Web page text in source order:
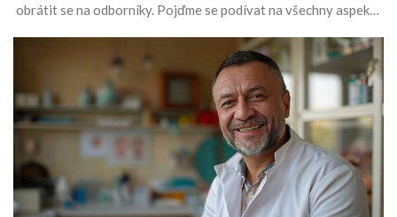
obrátit se na odborníky. Pojďme se podívat na všechny aspekty